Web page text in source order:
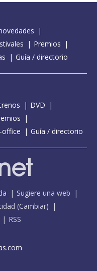
Premios
Guía / directorio
DVD
office Guía / directorio
Sugiere una web
(Cambiar)
RSS